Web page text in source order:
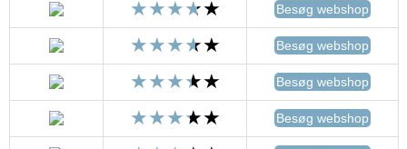
Besøg webshop
Besøg webshop
Besøg webshop
Besøg webshop